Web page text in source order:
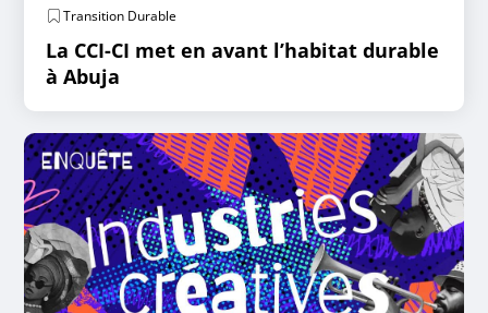
Transition Durable
La CCI-CI met en avant l’habitat durable
à Abuja